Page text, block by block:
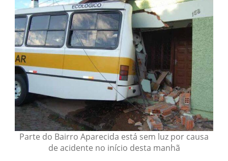
Parte do Bairro Aparecida está sem luz por causa
de acidente no início desta manhã